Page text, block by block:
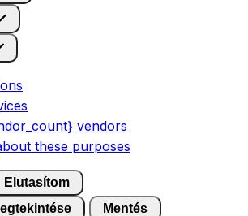
vendors
these purposes
Elutasítom
Mentés